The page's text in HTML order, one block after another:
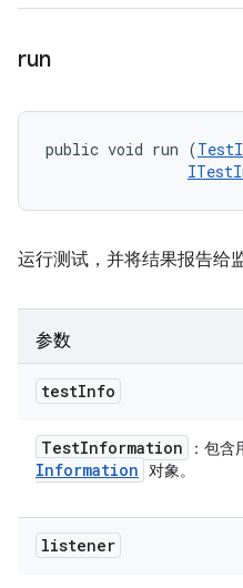
run
public void run (
运行测试，并将结果报告给
参数
testInfo
TestInformation ：包
Information 对象。
listener